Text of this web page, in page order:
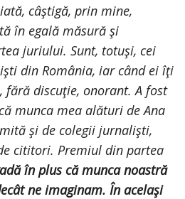
câştigă, prin mine,
în egală măsură şi
juriului. Sunt, totuşi, cei
din România, iar când ei îţi
fără discuţie, onorant. A fost
munca mea alături de Ana
şi de colegii jurnalişti,
cititori. Premiul din partea
în plus că munca noastră
ne imaginam. În acelaşi